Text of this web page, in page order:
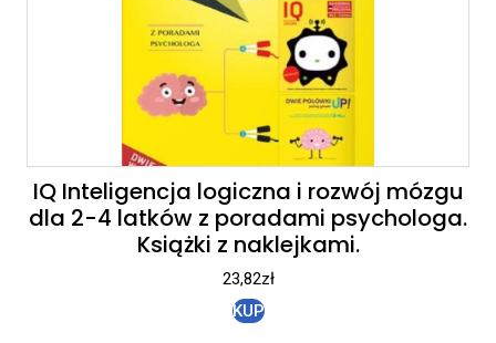
IQ Inteligencja logiczna i rozwój mózgu
dla 2-4 latków z poradami psychologa.
Książki z naklejkami.
23,82zł
KUP